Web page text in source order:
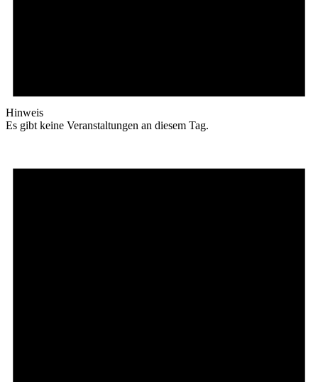
Hinweis
Es gibt keine Veranstaltungen an diesem Tag.